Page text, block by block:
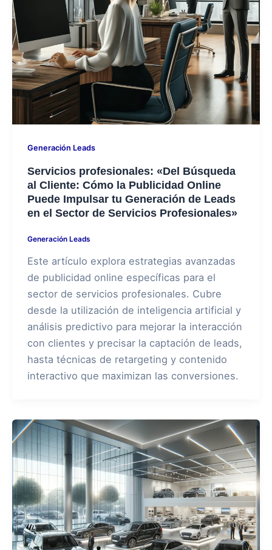
Generación Leads
Servicios profesionales: «Del Búsqueda
al Cliente: Cómo la Publicidad Online
Puede Impulsar tu Generación de Leads
en el Sector de Servicios Profesionales»
Generación Leads
Este artículo explora estrategias avanzadas
de publicidad online específicas para el
sector de servicios profesionales. Cubre
desde la utilización de inteligencia artificial y
análisis predictivo para mejorar la interacción
con clientes y precisar la captación de leads,
hasta técnicas de retargeting y contenido
interactivo que maximizan las conversiones.